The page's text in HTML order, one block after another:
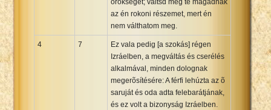
az én rokoni részemet, mert én
nem válthatom meg.
4 7
Ez vala pedig [a szokás] régen
Izráelben, a megváltás és cserélés
alkalmával, minden dolognak
megerõsítésére: A férfi lehúzta az õ
saruját és oda adta felebarátjának,
és ez volt a bizonyság Izráelben.